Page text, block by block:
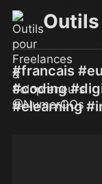
#francais
#coding
#elearning